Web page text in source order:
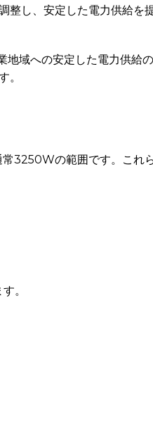
整し、安定した電力供給を
域への安定した電力供給
。
3250Wの範囲です。これ
。